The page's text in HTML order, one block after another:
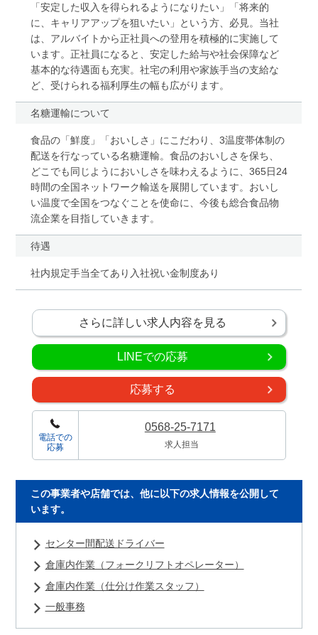
「安定した収入を得られるようになりたい」「将来的
に、キャリアアップを狙いたい」という方、必見。当社
は、アルバイトから正社員への登用を積極的に実施して
います。正社員になると、安定した給与や社会保障など
基本的な待遇面も充実。社宅の利用や家族手当の支給な
ど、受けられる福利厚生の幅も広がります。
名糖運輸について
食品の「鮮度」「おいしさ」にこだわり、3温度帯体制の
配送を行なっている名糖運輸。食品のおいしさを保ち、
どこでも同じようにおいしさを味わえるように、365日24
時間の全国ネットワーク輸送を展開しています。おいし
い温度で全国をつなぐことを使命に、今後も総合食品物
流企業を目指していきます。
待遇
社内規定手当全てあり入社祝い金制度あり
さらに詳しい求人内容を見る
LINEでの応募
応募する
電話での
応募
0568-25-7171
求人担当
この事業者や店舗では、他に以下の求人情報を公開して
います。
センター間配送ドライバー
倉庫内作業（フォークリフトオペレーター）
倉庫内作業（仕分け作業スタッフ）
一般事務